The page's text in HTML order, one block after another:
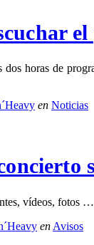
dos horas de
en Noticias
vídeos, fotos
en Avisos